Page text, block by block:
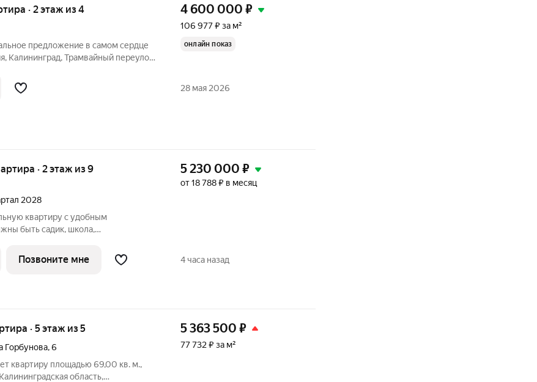
· 2 этаж из 4 4 600 000 ₽
106 977 ₽ за м²
онлайн показ
28 мая 2026
· 2 этаж из 9
2028
квартиру с удобным
быть садик, школа,
5 230 000 ₽
от 18 788 ₽ в месяц
Позвоните мне 4 часа назад
· 5 этаж из 5
Горбунова,6
квартиру площадью 69,00 кв. м.,
область,
5 363 500 ₽
77 732 ₽ за м²